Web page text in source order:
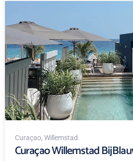
Curaçao, Willemstad
Curaçao Willemstad